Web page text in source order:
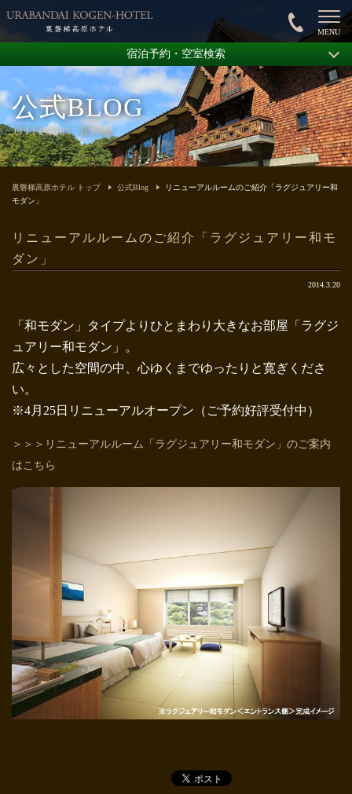
公式BLOG
Official Blog
宿泊予約・空室検索
裏磐梯高原ホテル トップ 公式Blog
リニューアルルームのご紹介「ラグジュアリー和
モダン」
リニューアルルームのご紹介「ラグジュアリー和モ
ダン」
2014.3.20
「和モダン」タイプよりひとまわり大きなお部屋「ラグジ
ュアリー和モダン」。
広々とした空間の中、心ゆくまでゆったりと寛ぎくださ
い。
※4月25日リニューアルオープン（ご予約好評受付中）
＞＞＞リニューアルルーム「ラグジュアリー和モダン」のご案内
はこちら